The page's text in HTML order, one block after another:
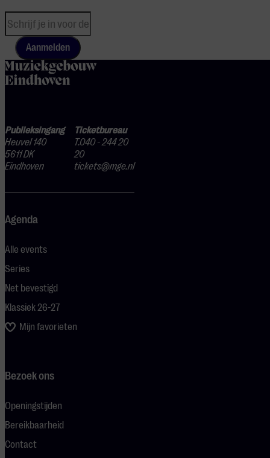
Aanmelden
Publieksingang
Heuvel 140
5611 DK
Eindhoven
Ticketbureau
T.040 - 244 20
20
tickets@mge.nl
Agenda
Alle events
Series
Net bevestigd
Klassiek 26-27
Mijn favorieten
Bezoek ons
Openingstijden
Bereikbaarheid
Contact